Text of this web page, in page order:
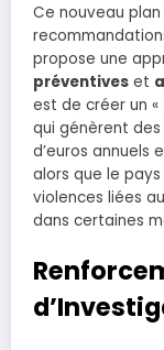
Ce nouveau
propose une
préventives et
est de créer un «
qui génèrent
d’euros annuels
alors que le
violences liées
dans certaines